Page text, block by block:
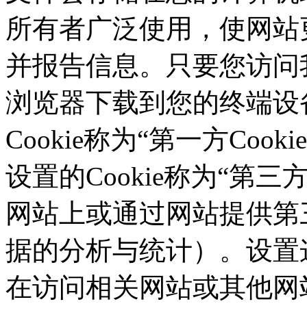
所有者广泛使用，使网
并报告信息。只要您访问
浏览器下载到您的终端设
Cookie称为“第一方
设置的Cookie称为“第三
网站上或通过网站提供第
据的分析与统计）。设
在访问相关网站或其他